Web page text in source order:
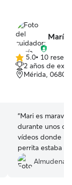
María
5.0
de
5
5.0• 10
2 años de
Mérida, 06800
“Mari es
durante unos
vídeos donde
perrita estaba
Muy satisfechas
cariño que le
Almudena